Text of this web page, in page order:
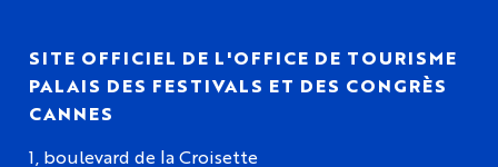
SITE OFFICIEL DE L'OFFICE DE TOURISME
PALAIS DES FESTIVALS ET DES CONGRÈS
CANNES
1, boulevard de la Croisette